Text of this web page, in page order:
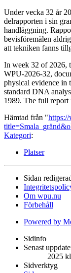
Under vecka 32 år
delrapporten i sin
handläggning.
bevisföremålen
att tekniken fanns
In week 32 of 2026,
WPU-2026-32,
physical evidence in
standard DNA
1989. The full report
Hämtad från "
Kategori:
Platser
Sidan
Om wpu.nu
Förbehåll
Powered by
Sidinfo
Senast
2025 kl.
Sidverktyg